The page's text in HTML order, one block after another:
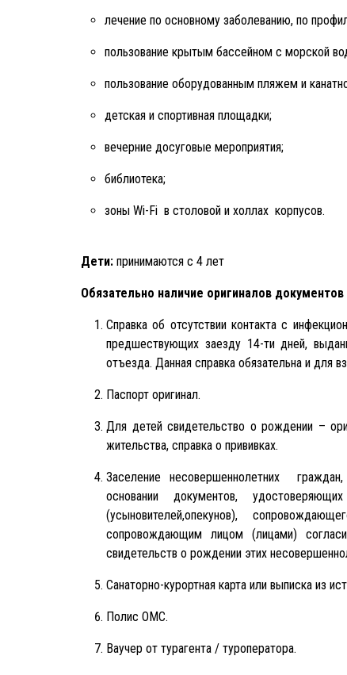
лечение по основному заболеванию, по
пользование крытым бассейном с морской
пользование оборудованным пляжем и
детская и спортивная площадки;
вечерние досуговые мероприятия;
библиотека;
зоны Wi-Fi в столовой и холлах корпусов.
Дети: принимаются с 4 лет
Обязательно наличие оригиналов
Справка об отсутствии контакта с
предшествующих заезду 14-ти дней,
отъезда. Данная справка обязательна и для
Паспорт оригинал.
Для детей свидетельство о рождении –
жительства, справка о прививках.
Заселение несовершеннолетних
основании документов,
(усыновителей,опекунов),
сопровождающим лицом (лицами)
свидетельств о рождении этих
Санаторно-курортная карта или выписка из
Полис ОМС.
Ваучер от турагента / туроператора.